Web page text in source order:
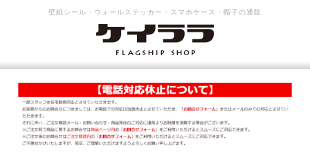
壁紙シール・ウォールステッカー・スマホケース・帽子の通販